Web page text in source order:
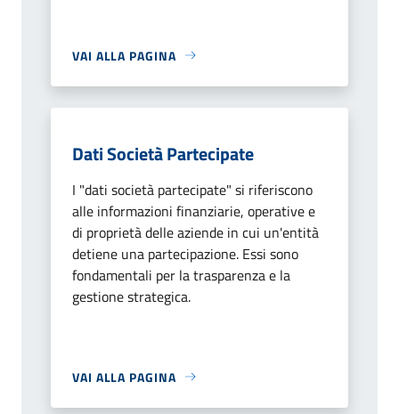
VAI ALLA PAGINA
Dati Società Partecipate
I "dati società partecipate" si riferiscono
alle informazioni finanziarie, operative e
di proprietà delle aziende in cui un'entità
detiene una partecipazione. Essi sono
fondamentali per la trasparenza e la
gestione strategica.
VAI ALLA PAGINA